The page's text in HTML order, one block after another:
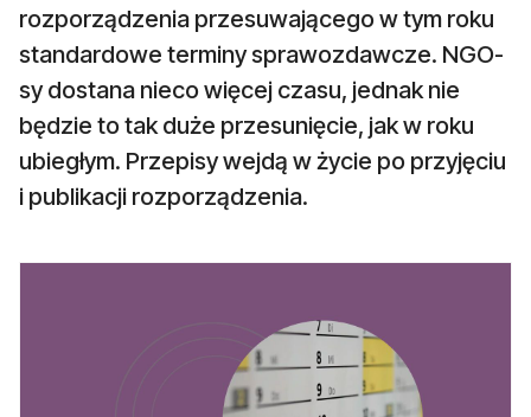
rozporządzenia przesuwającego w tym roku
standardowe terminy sprawozdawcze. NGO-
sy dostana nieco więcej czasu, jednak nie
będzie to tak duże przesunięcie, jak w roku
ubiegłym. Przepisy wejdą w życie po przyjęciu
i publikacji rozporządzenia.